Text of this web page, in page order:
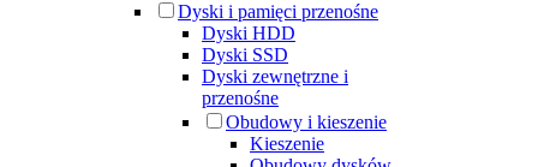
Dyski i pamięci przenośne
Dyski HDD
Dyski SSD
Dyski zewnętrzne i
przenośne
Obudowy i kieszenie
Kieszenie